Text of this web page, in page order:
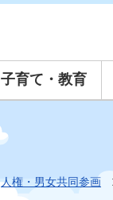
子育て・教育
人権・男女共同参画